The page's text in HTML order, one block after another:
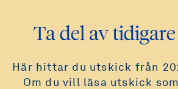
Ta del av
Här hittar du utskick från
Om du vill läsa utskick